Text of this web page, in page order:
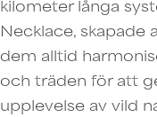
kilometer långa
Necklace, skapade
dem alltid
och träden för att
upplevelse av vild